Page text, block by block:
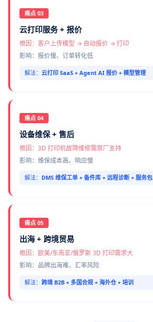
痛点 03
云打印服务 + 报价
根因：客户上传模型 → 自动报价 → 打印
影响：报价慢、订单转化低
解法： 云打印 SaaS + Agent AI 报价 + 模型管理
痛点 04
设备维保 + 售后
根因：3D 打印机故障维修需原厂支持
影响：维保成本高、响应慢
解法： DMS 维保工单 + 备件库 + 远程诊断 + 服务包
痛点 05
出海 + 跨境贸易
根因：欧美/东南亚/俄罗斯 3D 打印需求大
影响：品牌出海难、汇率风险
解法： 跨境 B2B + 多国合规 + 海外仓 + 培训